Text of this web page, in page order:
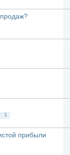
5
прибыли